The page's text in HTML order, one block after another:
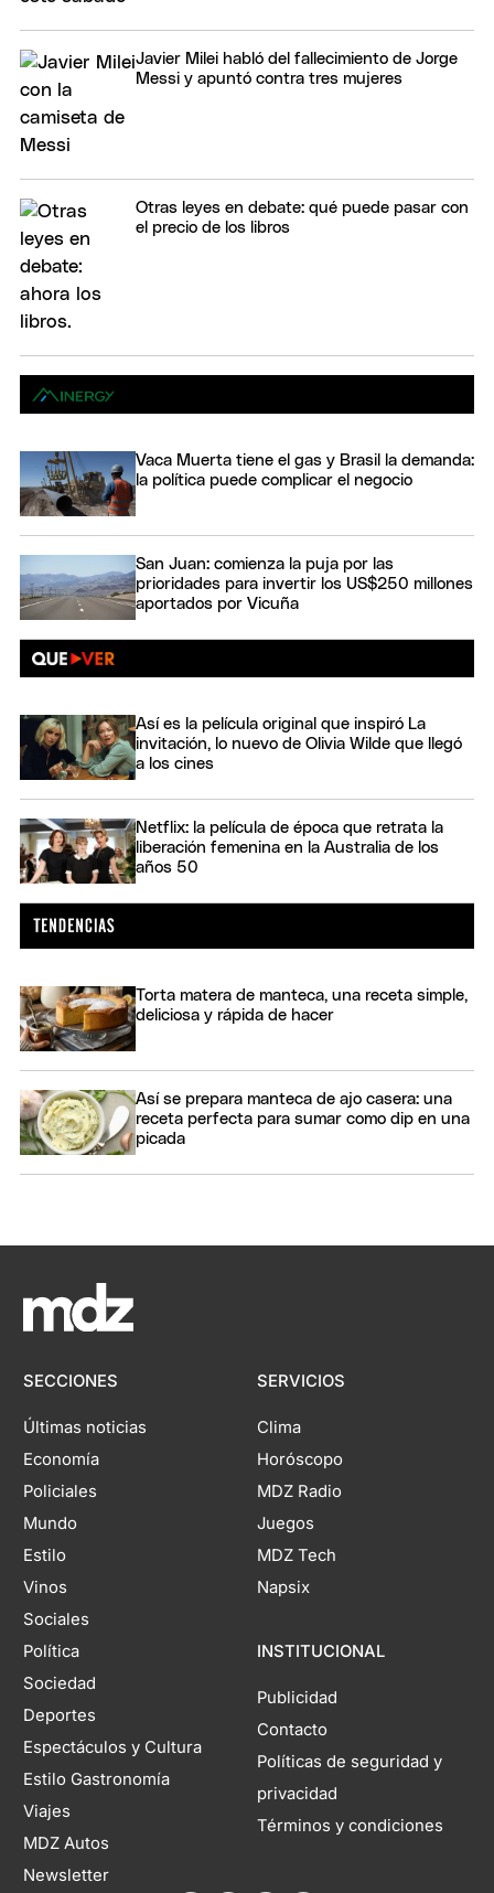
Javier Milei habló del fallecimiento de Jorge
Messi y apuntó contra tres mujeres
Otras leyes en debate: qué puede pasar con
el precio de los libros
Vaca Muerta tiene el gas y Brasil la demanda:
la política puede complicar el negocio
San Juan: comienza la puja por las
prioridades para invertir los US$250 millones
aportados por Vicuña
Así es la película original que inspiró La
invitación, lo nuevo de Olivia Wilde que llegó
a los cines
Netflix: la película de época que retrata la
liberación femenina en la Australia de los
años 50
Torta matera de manteca, una receta simple,
deliciosa y rápida de hacer
Así se prepara manteca de ajo casera: una
receta perfecta para sumar como dip en una
picada
SECCIONES
Últimas noticias
Economía
Policiales
Mundo
Estilo
Vinos
Sociales
Política
Sociedad
Deportes
Espectáculos y Cultura
Estilo Gastronomía
Viajes
MDZ Autos
Newsletter
SERVICIOS
Clima
Horóscopo
MDZ Radio
Juegos
MDZ Tech
Napsix
INSTITUCIONAL
Publicidad
Contacto
Políticas de seguridad y
privacidad
Términos y condiciones